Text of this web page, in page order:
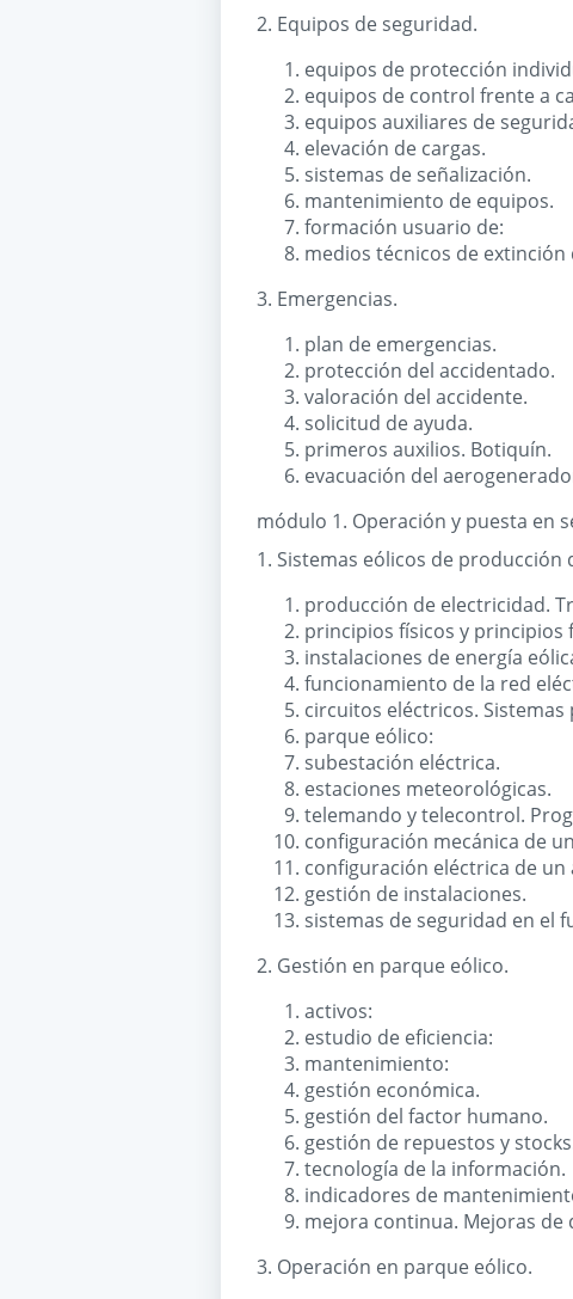
2. Equipos de seguridad.
equipos de protección
equipos de control frente a
equipos auxiliares de
elevación de cargas.
sistemas de señalización.
mantenimiento de equipos.
formación usuario de:
medios técnicos de
3. Emergencias.
plan de emergencias.
protección del accidentado.
valoración del accidente.
solicitud de ayuda.
primeros auxilios. Botiquín.
evacuación del
módulo 1. Operación y puesta en
1. Sistemas eólicos de producción
producción de electricidad.
principios físicos y principios
instalaciones de energía
funcionamiento de la red
circuitos eléctricos. Sistemas
parque eólico:
subestación eléctrica.
estaciones meteorológicas.
telemando y telecontrol.
configuración mecánica de
configuración eléctrica de
gestión de instalaciones.
sistemas de seguridad en el
2. Gestión en parque eólico.
activos:
estudio de eficiencia:
mantenimiento:
gestión económica.
gestión del factor humano.
gestión de repuestos y
tecnología de la información.
indicadores de
mejora continua. Mejoras de
3. Operación en parque eólico.